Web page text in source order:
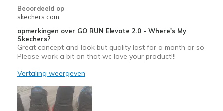
Beoordeeld op
skechers.com
opmerkingen over GO RUN Elevate 2.0 - Where's My
Skechers?
Great concept and look but quality last for a month or so
Please work a bit on that we love your product!!!
Vertaling weergeven